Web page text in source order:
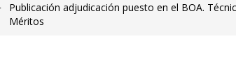
Publicación adjudicación puesto en el BOA.
Méritos